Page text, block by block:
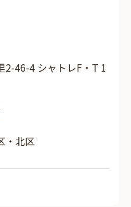
2-46-4 シャトレF・T 1
・北区